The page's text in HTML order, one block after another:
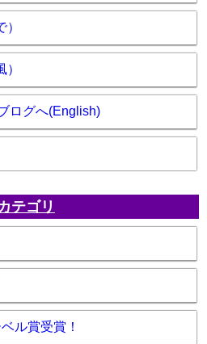
ログへ(English)
テゴリ
ル賞受賞！